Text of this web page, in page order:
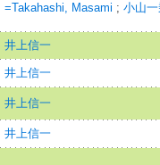
=Takahashi, Masami ; 小山
井上信一
井上信一
井上信一
井上信一